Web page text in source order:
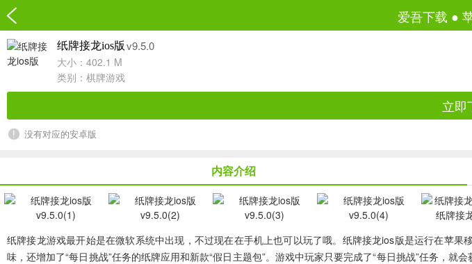
爱吾下载 ●
纸牌接龙ios版 v9.5.0
大小：402.1 M
类别： 棋牌游戏
立即
没有对应的安卓版
内容介绍
纸牌接龙游戏最开始是在微软系统中出现，不过现在在手机上也可以玩了哦。 纸牌接龙ios版是运行在苹果
味，还增加了“每日挑战”任务的纸牌应用和新款“假日主题包”。游戏中玩家只要完成了“每日挑战”任务，